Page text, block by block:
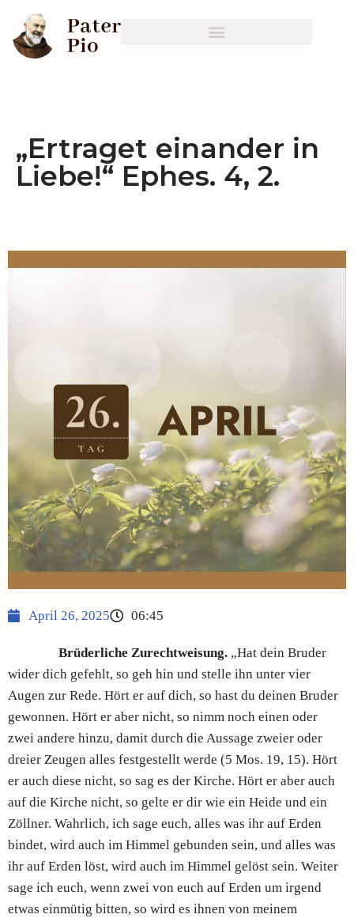
Zum
„Ertraget einander in
Liebe!“ Ephes. 4, 2.
April 26, 2025 06:45
Brüderliche Zurechtweisung. „Hat dein Bruder
wider dich gefehlt, so geh hin und stelle ihn unter vier
Augen zur Rede. Hört er auf dich, so hast du deinen Bruder
gewonnen. Hört er aber nicht, so nimm noch einen oder
zwei andere hinzu, damit durch die Aussage zweier oder
dreier Zeugen alles festgestellt werde (5 Mos. 19, 15). Hört
er auch diese nicht, so sag es der Kirche. Hört er aber auch
auf die Kirche nicht, so gelte er dir wie ein Heide und ein
Zöllner. Wahrlich, ich sage euch, alles was ihr auf Erden
bindet, wird auch im Himmel gebunden sein, und alles was
ihr auf Erden löst, wird auch im Himmel gelöst sein. Weiter
sage ich euch, wenn zwei von euch auf Erden um irgend
etwas einmütig bitten, so wird es ihnen von meinem